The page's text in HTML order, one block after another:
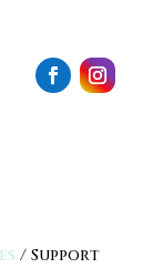
/ Support